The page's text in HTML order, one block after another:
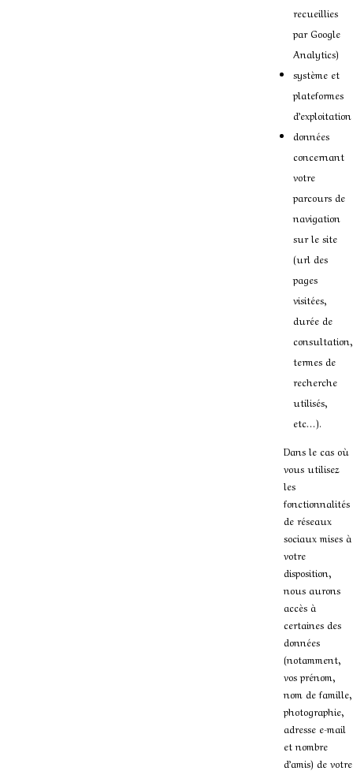
recueillies
par Google
Analytics)
système et
plateformes
d’exploitation
données
concernant
votre
parcours de
navigation
sur le site
(url des
pages
visitées,
durée de
consultation,
termes de
recherche
utilisés,
etc…).
Dans le cas où
vous utilisez
les
fonctionnalités
de réseaux
sociaux mises à
votre
disposition,
nous aurons
accès à
certaines des
données
(notamment,
vos prénom,
nom de famille,
photographie,
adresse e-mail
et nombre
d’amis) de votre